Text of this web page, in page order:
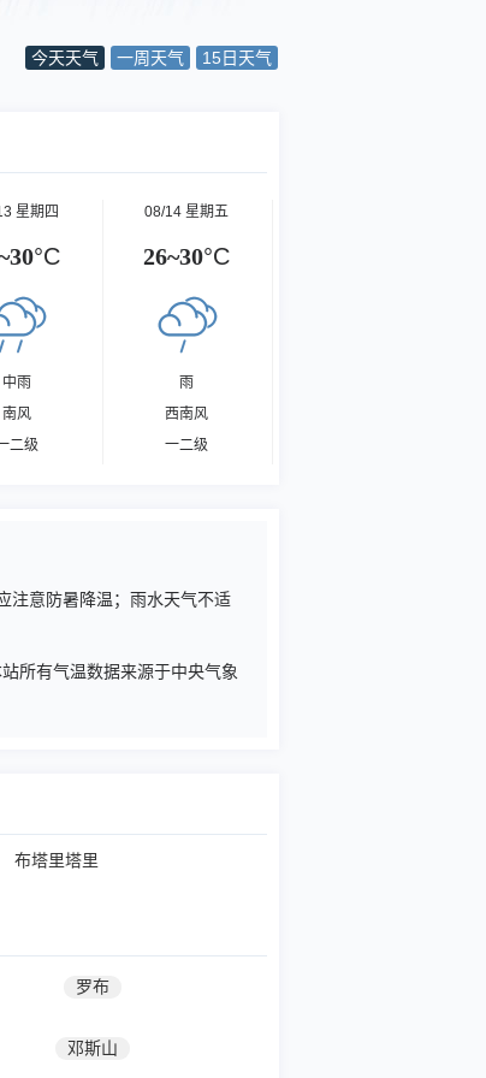
今天天气 一周天气 15日天气
星期四
°C
中雨
南风
二级
08/14 星期五
26~30°C
雨
西南风
一二级
注意防暑降温；雨水天气不适
所有气温数据来源于中央气象
布塔里塔里
罗布
邓斯山